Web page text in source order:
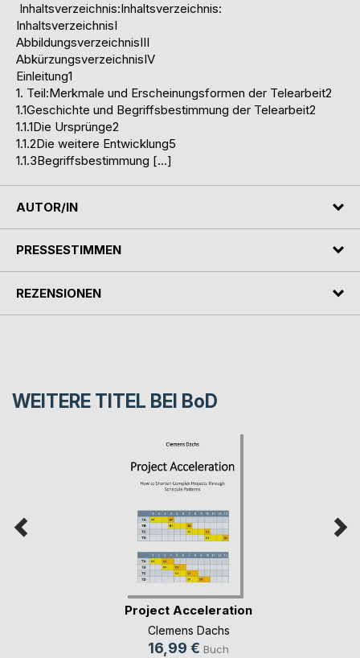
Inhaltsverzeichnis:Inhaltsverzeichnis:
InhaltsverzeichnisI
AbbildungsverzeichnisIII
AbkürzungsverzeichnisIV
Einleitung1
1. Teil:Merkmale und Erscheinungsformen der Telearbeit2
1.1Geschichte und Begriffsbestimmung der Telearbeit2
1.1.1Die Ursprünge2
1.1.2Die weitere Entwicklung5
1.1.3Begriffsbestimmung […]
AUTOR/IN
PRESSESTIMMEN
REZENSIONEN
WEITERE TITEL BEI BoD
Project Acceleration
Clemens Dachs
16,99 € Buch